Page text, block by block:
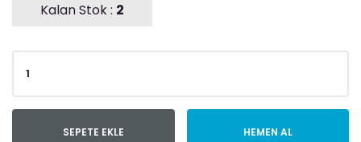
Kalan Stok : 2
SEPETE EKLE HEMEN AL